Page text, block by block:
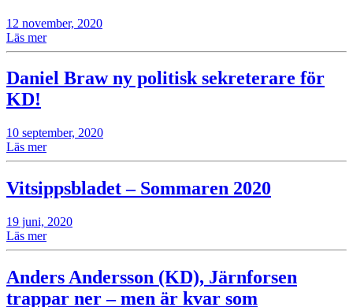
12 november, 2020
Läs mer
Daniel Braw ny politisk sekreterare för
KD!
10 september, 2020
Läs mer
Vitsippsbladet – Sommaren 2020
19 juni, 2020
Läs mer
Anders Andersson (KD), Järnforsen
trappar ner – men är kvar som